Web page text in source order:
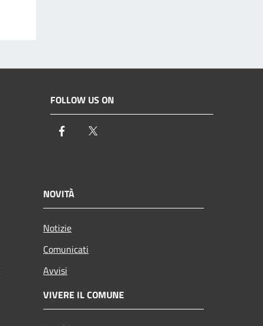
FOLLOW US ON
Facebook
NOVITÀ
Notizie
Comunicati
Avvisi
VIVERE IL COMUNE